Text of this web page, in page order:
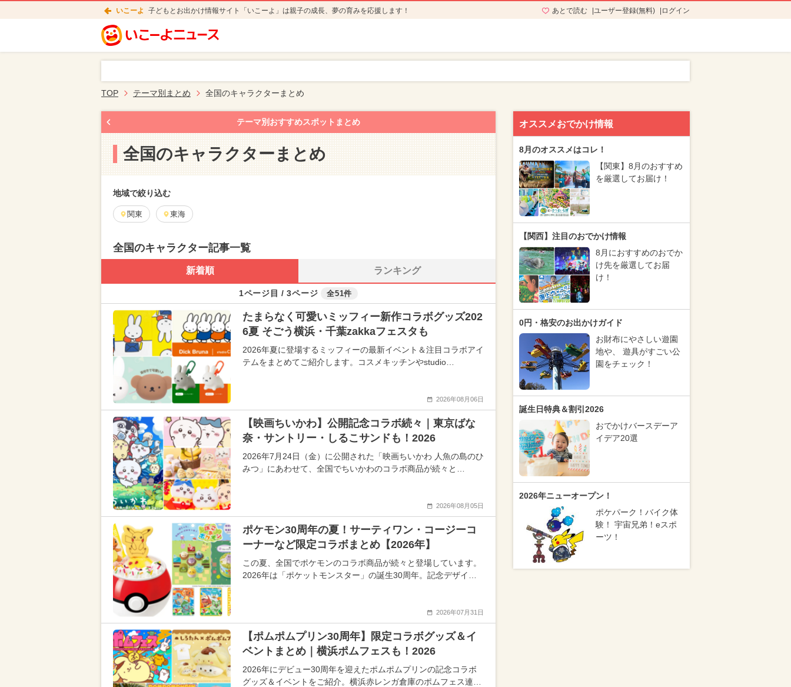
いこーよ 子どもとお出かけ情報サイト「いこーよ」は親子の成長、夢の育みを応援します！ あとで読む ユーザー登録(無料) ログイン
TOP テーマ別まとめ 全国のキャラクターまとめ
テーマ別おすすめスポットまとめ
全国のキャラクターまとめ
地域で絞り込む
関東 東海
全国のキャラクター記事一覧
新着順 ランキング
1ページ目 / 3ページ 全51件
たまらなく可愛いミッフィー新作コラボグッズ202
6夏 そごう横浜・千葉zakkaフェスタも
2026年夏に登場するミッフィーの最新イベント＆注目コラボアイ
テムをまとめてご紹介します。コスメキッチンやstudio…
2026年08月06日
【映画ちいかわ】公開記念コラボ続々｜東京ばな
奈・サントリー・しるこサンドも！2026
2026年7月24日（金）に公開された「映画ちいかわ 人魚の島のひ
みつ」にあわせて、全国でちいかわのコラボ商品が続々と…
2026年08月05日
ポケモン30周年の夏！サーティワン・コージーコ
ーナーなど限定コラボまとめ【2026年】
この夏、全国でポケモンのコラボ商品が続々と登場しています。
2026年は「ポケットモンスター」の誕生30周年。記念デザイ…
2026年07月31日
【ポムポムプリン30周年】限定コラボグッズ＆イ
ベントまとめ｜横浜ポムフェスも！2026
2026年にデビュー30周年を迎えたポムポムプリンの記念コラボ
グッズ＆イベントをご紹介。横浜赤レンガ倉庫のポムフェス連…
オススメおでかけ情報
8月のオススメはコレ！
【関東】8月のおすすめ
を厳選してお届け！
【関西】注目のおでかけ情報
8月におすすめのおでか
け先を厳選してお届
け！
0円・格安のお出かけガイド
お財布にやさしい遊園
地や、 遊具がすごい公
園をチェック！
誕生日特典＆割引2026
おでかけバースデーア
イデア20選
2026年ニューオープン！
ポケパーク！バイク体
験！ 宇宙兄弟！eスポ
ーツ！